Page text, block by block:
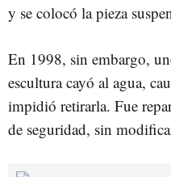
y se colocó la pieza
En 1998, sin embargo,
escultura cayó al agua,
impidió retirarla. Fue
de seguridad, sin